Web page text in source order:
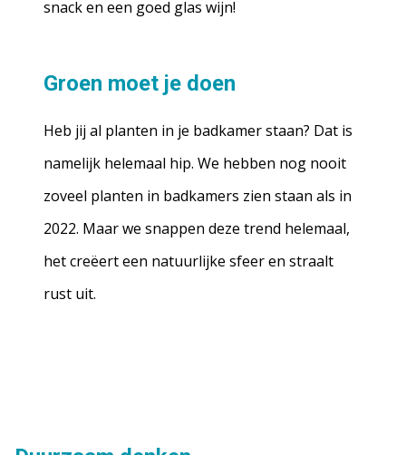
snack en een goed glas wijn!
Groen moet je doen
Heb jij al planten in je badkamer staan? Dat is
namelijk helemaal hip. We hebben nog nooit
zoveel planten in badkamers zien staan als in
2022. Maar we snappen deze trend helemaal,
het creëert een natuurlijke sfeer en straalt
rust uit.